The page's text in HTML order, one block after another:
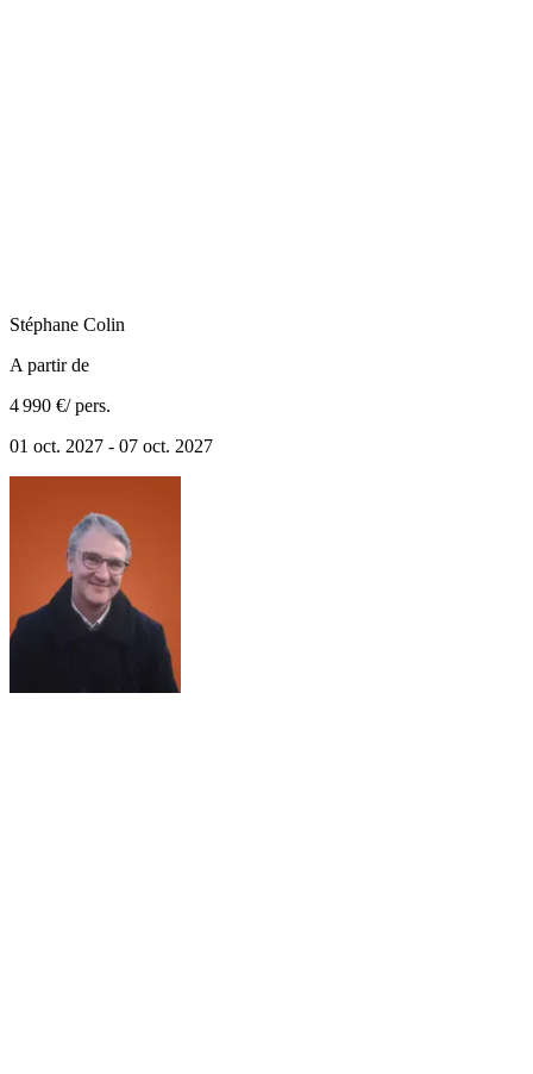
Stéphane Colin
A partir de
4 990 €/ pers.
01 oct. 2027 - 07 oct. 2027